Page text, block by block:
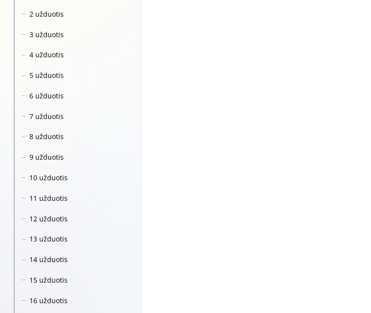
2 užduotis
3 užduotis
4 užduotis
5 užduotis
6 užduotis
7 užduotis
8 užduotis
9 užduotis
10 užduotis
11 užduotis
12 užduotis
13 užduotis
14 užduotis
15 užduotis
16 užduotis